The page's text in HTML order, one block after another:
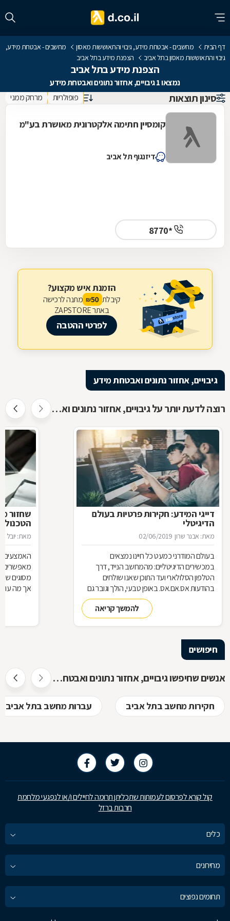
דף הבית מחשבים - אבטחת מידע, גיבוי והתאוששות מאסון
מחשבים - אבטחת מידע,
גיבוי והתאוששות מאסון בתל אביב
הצפנת מידע בתל אביב
הצפנת מידע בתל אביב
נמצאו 1 גיבויים, אחזור נתונים ואבטחת מידע
סינון תוצאות פופולריות מרחק ממני
קומסיין חתימה אלקטרונית מאושרת בע"מ
דיזנגוף תל אביב
*8770
הזמנת איש מקצוע?
קיבלת 50
₪ מתנה לרכישה
באתר ZAPSTORE
לפרטי ההטבה
גיבויים, אחזור נתונים ואבטחת מידע
רוצה לדעת יותר על גיבויים, אחזור נתונים ואבטחת מידע ?
דייגי המידע: חקירות פרטיות בעולם
הדיגיטלי
מאת: אבנר שרון 02/06/2019
בעולם המודרני כמעט כל חיינו נמצאים
במכשירים הדיגיטליים: מהמחשב הנייד, דרך
הטלפון הסלולארי ועד התוכן שאנו שולחים
בהודעות אס.אם.אס. באופן טבעי, הולך וגובר גם
השימוש בחוקרים המתמחים במציאת ראיות
דיגיטליות וב"שחזור חקירתי", כדי לחשוף פרטים
להמשך קריאה
שחזור
מאת: יובל
האמצעים
מאפשרים
מסוגים
חיפושים
אנשים שחיפשו גיבויים, אחזור נתונים ואבטחת מידע חיפשו גם
חקירות מחשב בתל אביב עברות מחשב בתל אביב
קול קורא לפרסום לעמותות שתכליתן תרומה לחיילים ו/או לנפגעי מלחמת
חרבות ברזל
כלים
מחירונים
תחומים נפוצים